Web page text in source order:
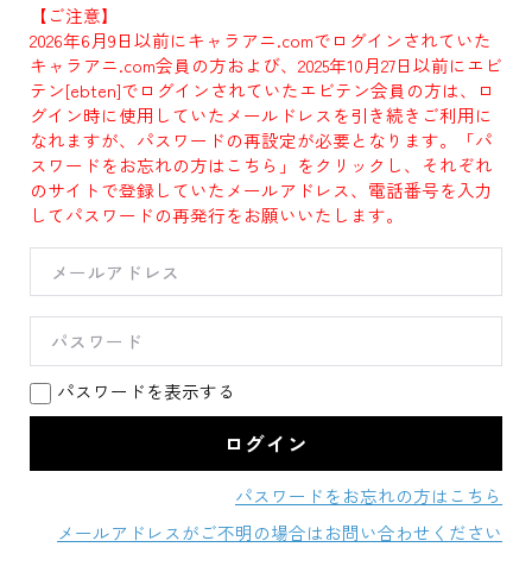
【ご注意】
2026年6月9日以前にキャラアニ.comでログインされていた
キャラアニ.com会員の方および、2025年10月27日以前にエビ
テン[ebten]でログインされていたエビテン会員の方は、ロ
グイン時に使用していたメールドレスを引き続きご利用に
なれますが、パスワードの再設定が必要となります。「パ
スワードをお忘れの方はこちら」をクリックし、それぞれ
のサイトで登録していたメールアドレス、電話番号を入力
してパスワードの再発行をお願いいたします。
パスワードを表示する
パスワードをお忘れの方はこちら
メールアドレスがご不明の場合はお問い合わせください